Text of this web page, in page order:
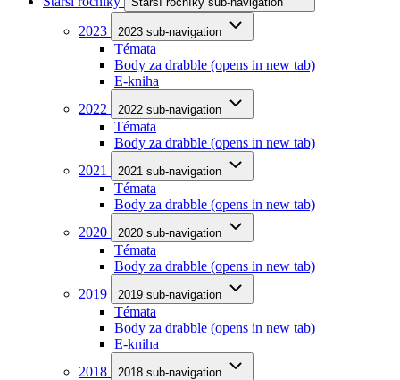
2023 2023 sub-navigation
Témata
Body za drabble (opens in new tab)
E-kniha
2022
2022 sub-navigation
Témata
Body za drabble (opens in new tab)
2021
2021 sub-navigation
Témata
Body za drabble (opens in new tab)
2020
2020 sub-navigation
Témata
Body za drabble (opens in new tab)
2019
2019 sub-navigation
Témata
Body za drabble (opens in new tab)
E-kniha
2018
2018 sub-navigation